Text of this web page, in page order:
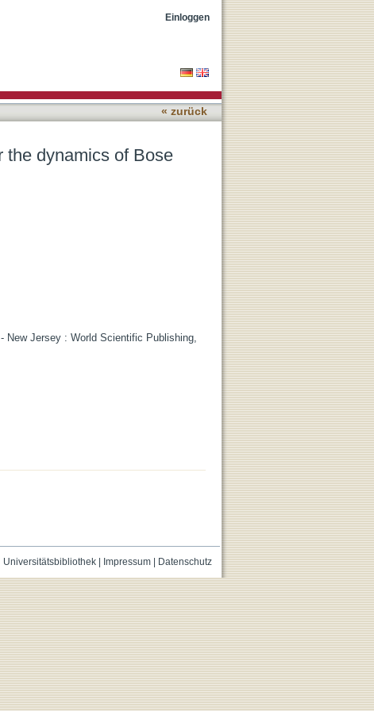
Einloggen
« zurück
the dynamics of Bose
New Jersey : World Scientific Publishing,
Universitätsbibliothek| Impressum| Datenschutz